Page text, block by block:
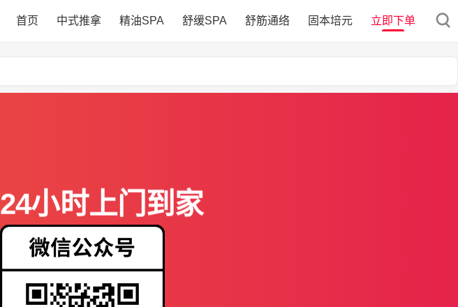
首页 中式推拿 精油SPA 舒缓SPA 舒筋通络 固本培元 立即下单
24小时上门到家